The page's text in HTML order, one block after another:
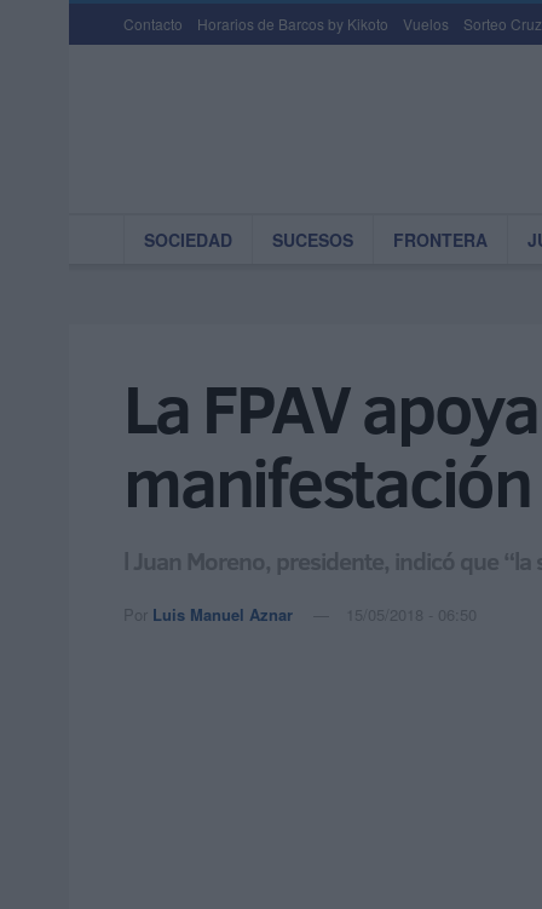
Contacto Horarios de Barcos by Kikoto Vuelos Sorteo
SOCIEDAD SUCESOS FRONTERA
La FPAV
manifestación
l Juan Moreno, presidente, indicó que
Por Luis Manuel Aznar 15/05/2018 - 06:50